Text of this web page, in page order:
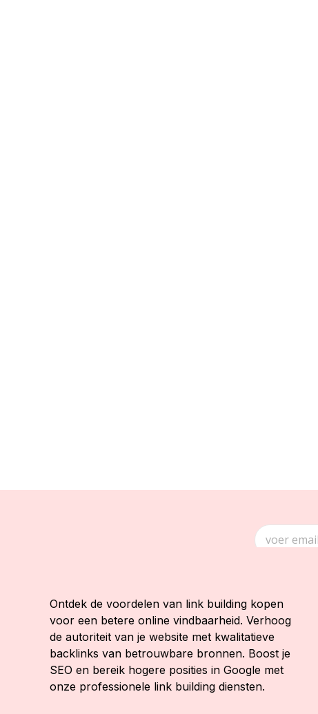
Ontdek de voordelen van link building kopen
voor een betere online vindbaarheid. Verhoog
de autoriteit van je website met kwalitatieve
backlinks van betrouwbare bronnen. Boost je
SEO en bereik hogere posities in Google met
onze professionele link building diensten.